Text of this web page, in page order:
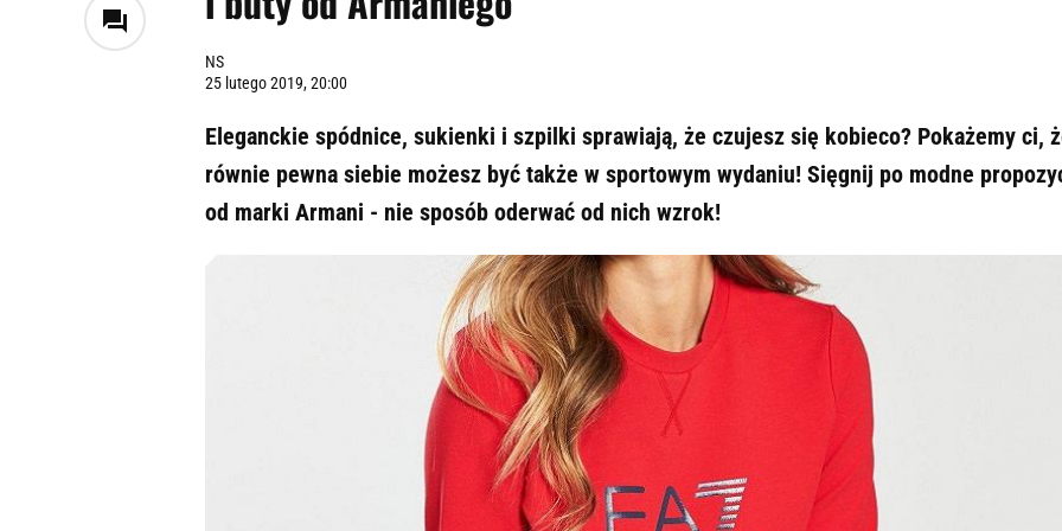
NS
25 lutego 2019, 20:00
Eleganckie spódnice, sukienki i szpilki sprawiają, że czujesz się kobieco? Pokażemy ci,
równie pewna siebie możesz być także w sportowym wydaniu! Sięgnij po modne
od marki Armani - nie sposób oderwać od nich wzrok!